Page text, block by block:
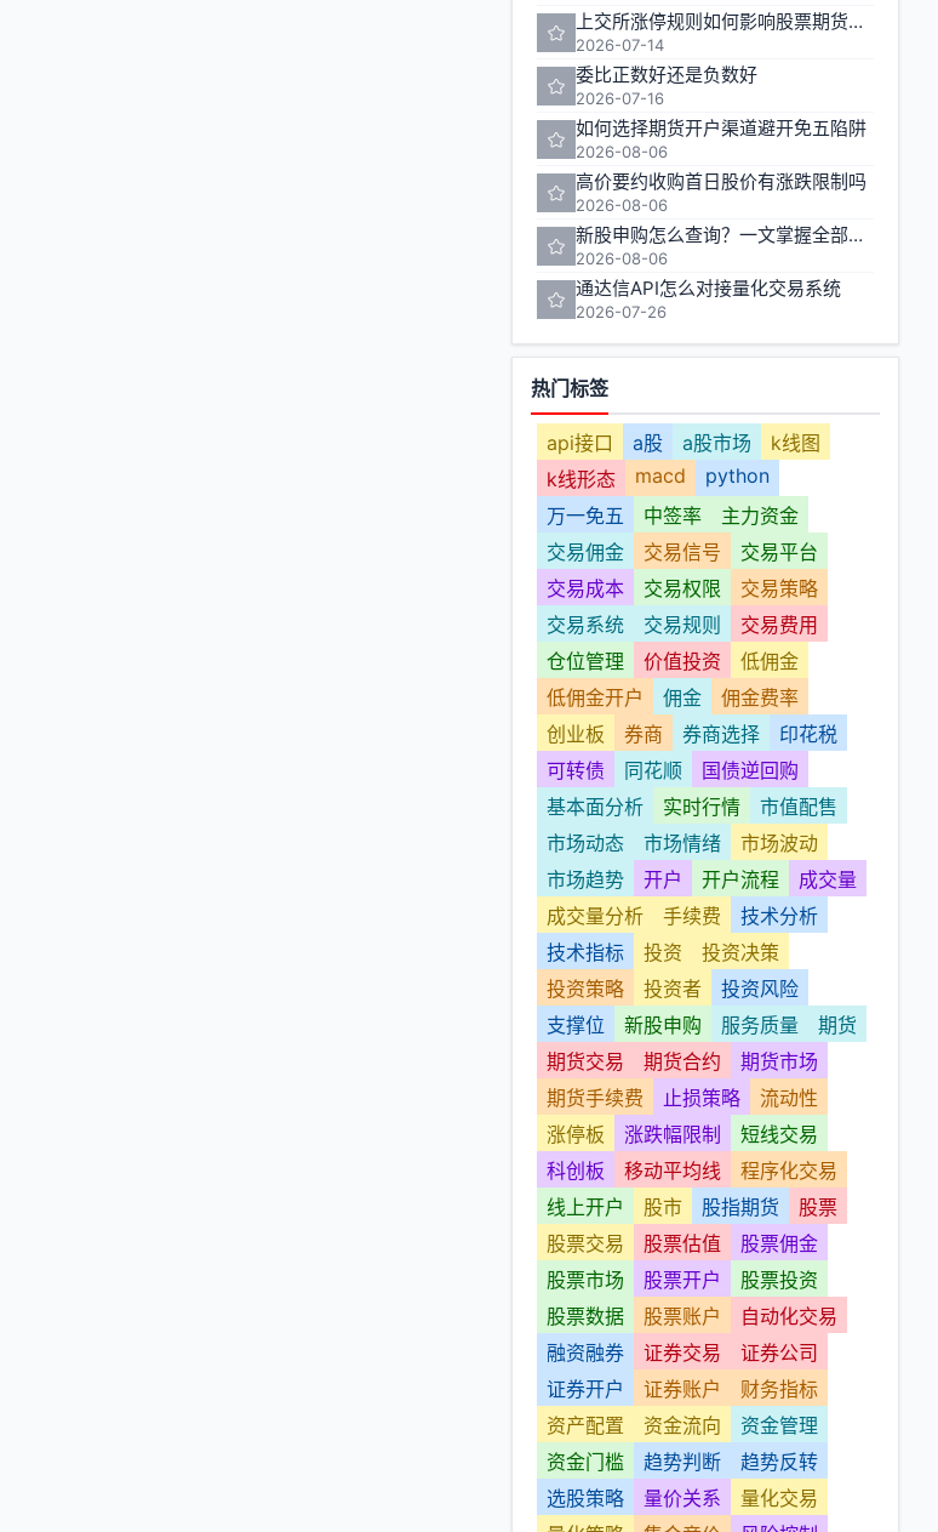
上交所涨停规则如何影响股票期货交易
2026-07-14
委比正数好还是负数好
2026-07-16
如何选择期货开户渠道避开免五陷阱
2026-08-06
高价要约收购首日股价有涨跌限制吗
2026-08-06
新股申购怎么查询？一文掌握全部方法
2026-08-06
通达信API怎么对接量化交易系统
2026-07-26
热门标签
api接口 a股 a股市场
k线图
k线形态
macd
python
万一免五
中签率
主力资金
交易佣金
交易信号
交易平台
交易成本
交易权限
交易策略
交易系统
交易规则
交易费用
仓位管理
价值投资
低佣金
低佣金开户
佣金
佣金费率
创业板
券商 券商选择
印花税
可转债
同花顺
国债逆回购
基本面分析
实时行情
市值配售
市场动态
市场情绪
市场波动
市场趋势
开户 开户流程
成交量
成交量分析
手续费
技术分析
技术指标
投资
投资决策
投资策略
投资者
投资风险
支撑位
新股申购 服务质量
期货
期货交易
期货合约
期货市场
期货手续费
止损策略
流动性
涨停板
涨跌幅限制
短线交易
科创板
移动平均线
程序化交易
线上开户
股市 股指期货
股票
股票交易
股票估值
股票佣金
股票市场
股票开户
股票投资
股票数据
股票账户
自动化交易
融资融券
证券交易
证券公司
证券开户
证券账户
财务指标
资产配置
资金流向
资金管理
资金门槛
趋势判断
趋势反转
选股策略
量价关系
量化交易